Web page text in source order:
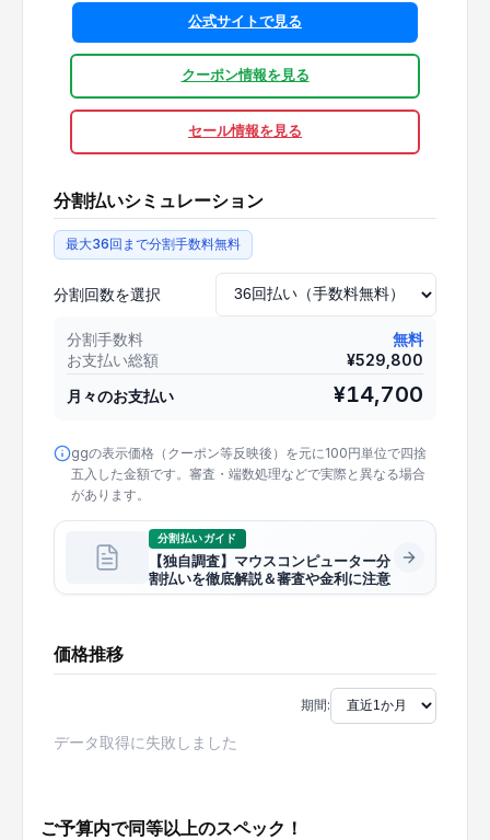
公式サイトで見る
クーポン情報を見る
セール情報を見る
分割払いシミュレーション
最大36回まで分割手数料無料
分割回数を選択
分割手数料
無料
お支払い総額
¥529,800
月々のお支払い
¥14,700
ggの表示価格（クーポン等反映後）を元に100円単位で四捨
五入した金額です。審査・端数処理などで実際と異なる場合
があります。
分割払いガイド
【独自調査】マウスコンピューター分
割払いを徹底解説＆審査や金利に注意
価格推移
期間:
データ取得に失敗しました
ご予算内で同等以上のスペック！